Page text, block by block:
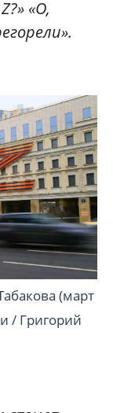
«О,
(март
/ Григорий